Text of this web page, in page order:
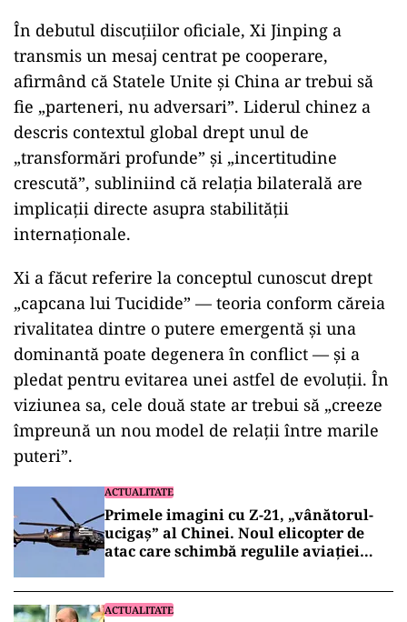
În debutul discuțiilor oficiale, Xi Jinping a
transmis un mesaj centrat pe cooperare,
afirmând că Statele Unite și China ar trebui să
fie „parteneri, nu adversari”. Liderul chinez a
descris contextul global drept unul de
„transformări profunde” și „incertitudine
crescută”, subliniind că relația bilaterală are
implicații directe asupra stabilității
internaționale.
Xi a făcut referire la conceptul cunoscut drept
„capcana lui Tucidide” — teoria conform căreia
rivalitatea dintre o putere emergentă și una
dominantă poate degenera în conflict — și a
pledat pentru evitarea unei astfel de evoluții. În
viziunea sa, cele două state ar trebui să „creeze
împreună un nou model de relații între marile
puteri”.
ACTUALITATE
Primele imagini cu Z-21, „vânătorul-
ucigaș” al Chinei. Noul elicopter de
atac care schimbă regulile aviației
ACTUALITATE